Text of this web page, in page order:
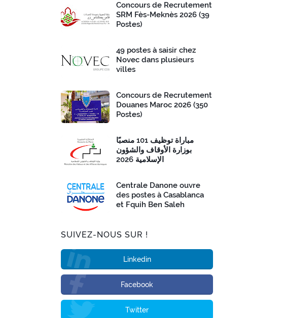
Concours de Recrutement
SRM Fès-Meknès 2026 (39
Postes)
49 postes à saisir chez
Novec dans plusieurs
villes
Concours de Recrutement
Douanes Maroc 2026 (350
Postes)
مباراة توظيف 101 منصبًا
بوزارة الأوقاف والشؤون
الإسلامية 2026
Centrale Danone ouvre
des postes à Casablanca
et Fquih Ben Saleh
SUIVEZ-NOUS SUR !
Linkedin
Facebook
Twitter